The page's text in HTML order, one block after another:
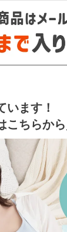
います！
こちらか